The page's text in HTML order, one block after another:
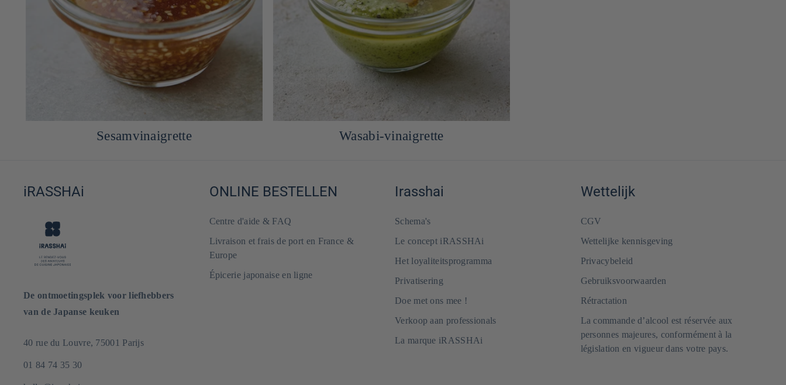
Sesamvinaigrette Wasabi-vinaigrette
iRASSHAi
De ontmoetingsplek voor liefhebbers
van de Japanse keuken
40 rue du Louvre, 75001 Parijs
01 84 74 35 30
ONLINE BESTELLEN
Centre d'aide & FAQ
Livraison et frais de port en France &
Europe
Épicerie japonaise en ligne
Irasshai
Schema's
Le concept iRASSHAi
Het loyaliteitsprogramma
Privatisering
Doe met ons mee !
Verkoop aan professionals
La marque iRASSHAi
Wettelijk
CGV
Wettelijke kennisgeving
Privacybeleid
Gebruiksvoorwaarden
Rétractation
La commande d’alcool est réservée aux
personnes majeures, conformément à la
législation en vigueur dans votre pays.